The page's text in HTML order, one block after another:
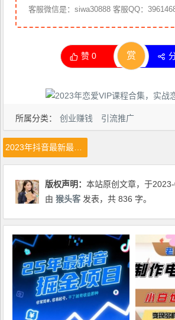
客服微信是：siwa30888 客服QQ：
赞0 赏
所属分类： 创业赚钱 引流推广
版权声明：本站原创文章，于
由猴头客 发表，共 836 字。